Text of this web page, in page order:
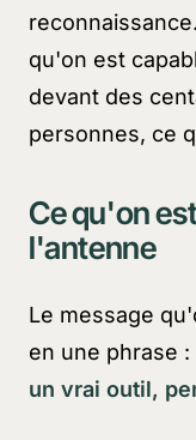
qu'on est
devant des
personnes, ce
Ce qu'on
l'antenne
Le message
en une phrase :
un vrai outil,